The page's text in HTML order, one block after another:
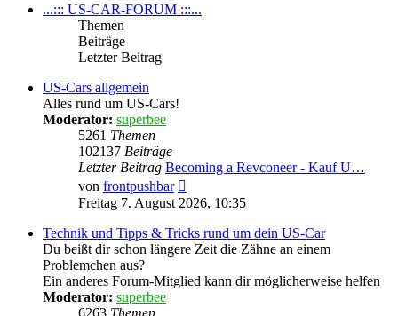
...::: US-CAR-FORUM :::...
Themen
Beiträge
Letzter Beitrag
US-Cars allgemein
Alles rund um US-Cars!
Moderator: superbee
5261 Themen
102137 Beiträge
Letzter Beitrag Becoming a Revconeer - Kauf U…
von frontpushbar
Beitrag
Freitag 7. August 2026, 10:35
Technik und Tipps & Tricks rund um dein US-Car
Du beißt dir schon längere Zeit die Zähne an einem
Problemchen aus?
Ein anderes Forum-Mitglied kann dir möglicherweise helfen
Moderator: superbee
6263 Themen